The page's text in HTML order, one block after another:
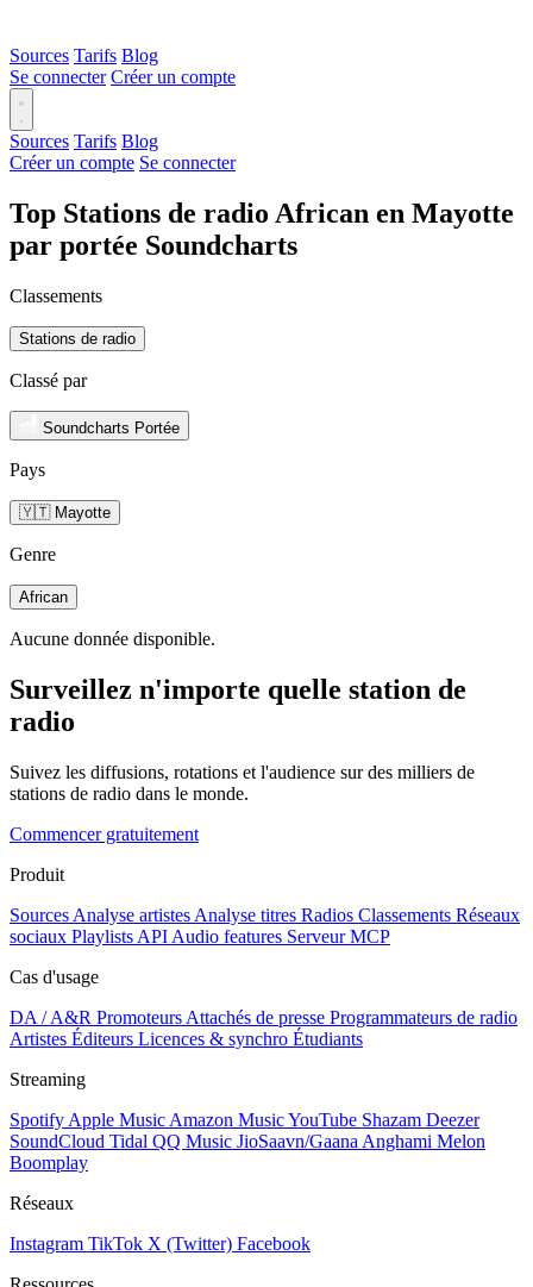
Sources Tarifs Blog
Se connecter Créer un compte
Sources Tarifs Blog
Créer un compte Se connecter
Top Stations de radio African en Mayotte
par portée Soundcharts
Classements
Stations de radio
Classé par
Soundcharts Portée
Pays
🇾🇹 Mayotte
Genre
African
Aucune donnée disponible.
Surveillez n'importe quelle station de
radio
Suivez les diffusions, rotations et l'audience sur des milliers de
stations de radio dans le monde.
Commencer gratuitement
Produit
Sources Analyse artistes Analyse titres Radios Classements Réseaux
sociaux Playlists API Audio features Serveur MCP
Cas d'usage
DA / A&R Promoteurs Attachés de presse Programmateurs de radio
Artistes Éditeurs Licences & synchro Étudiants
Streaming
Spotify Apple Music Amazon MusicYouTube Shazam Deezer
SoundCloud Tidal QQ Music JioSaavn/Gaana Anghami Melon
Boomplay
Réseaux
Instagram TikTok X (Twitter) Facebook